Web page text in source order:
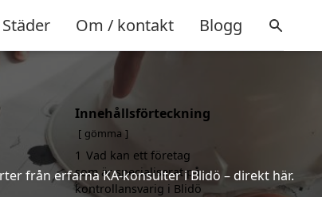
Städer Om / kontakt Blogg
från erfarna KA-konsulter i Blidö – direkt här.
Innehållsförteckning
gömma
1 Vad kan ett företag
som är specialiserat på
kontrollansvarig i Blidö